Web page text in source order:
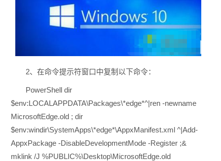
2、在命令提示符窗口中复制以下命令：
PowerShell dir
$env:LOCALAPPDATA\Packages\*edge*^|ren -newname
MicrosoftEdge.old ; dir
$env:windir\SystemApps\*edge*\AppxManifest.xml ^|Add-
AppxPackage -DisableDevelopmentMode -Register ;&
mklink /J %PUBLIC%\Desktop\MicrosoftEdge.old